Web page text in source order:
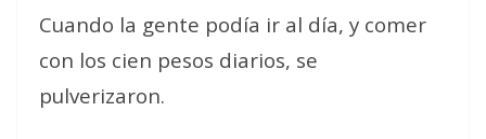
Cuando la gente podía ir al día, y comer
con los cien pesos diarios, se
pulverizaron.